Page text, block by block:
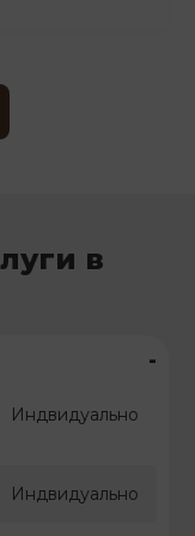
в
-
Индвидуально
Индвидуально